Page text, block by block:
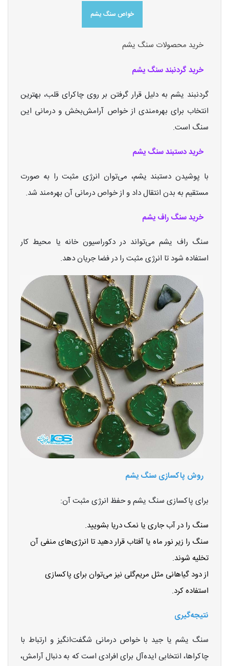
خواص سنگ یشم
خرید محصولات سنگ یشم
خرید گردنبند سنگ یشم
گردنبند یشم به دلیل قرار گرفتن بر روی چاکرای قلب، بهترین
انتخاب برای بهره‌مندی از خواص آرامش‌بخش و درمانی این
سنگ است.
خرید دستبند سنگ یشم
با پوشیدن دستبند یشم، می‌توان انرژی مثبت را به صورت
مستقیم به بدن انتقال داد و از خواص درمانی آن بهره‌مند شد.
خرید سنگ راف یشم
سنگ راف یشم می‌تواند در دکوراسیون خانه یا محیط کار
استفاده شود تا انرژی مثبت را در فضا جریان دهد.
روش پاکسازی سنگ یشم
برای پاکسازی سنگ یشم و حفظ انرژی مثبت آن:
سنگ را در آب جاری یا نمک دریا بشویید.
سنگ را زیر نور ماه یا آفتاب قرار دهید تا انرژی‌های منفی آن
تخلیه شوند.
از دود گیاهانی مثل مریم‌گلی نیز می‌توان برای پاکسازی
استفاده کرد.
نتیجه‌گیری
سنگ یشم یا جید با خواص درمانی شگفت‌انگیز و ارتباط با
چاکراها، انتخابی ایده‌آل برای افرادی است که به دنبال آرامش،